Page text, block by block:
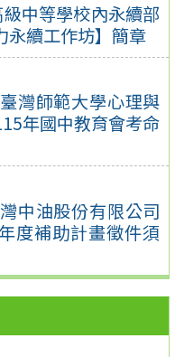
中等學校內永續部
永續工作坊】簡章
灣師範大學心理與
年國中教育會考命
中油股份有限公司
度補助計畫徵件須